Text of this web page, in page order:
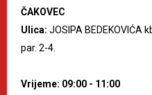
ČAKOVEC
Ulica: JOSIPA BEDEKOVIĆA
par. 2-4.
Vrijeme: 09:00 - 11:00